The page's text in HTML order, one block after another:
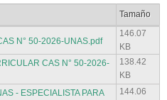
Tamaño
N° 50-2026-UNAS.pdf
146.07
KB
CAS N° 50-2026-
138.42
KB
- ESPECIALISTA PARA
144.06